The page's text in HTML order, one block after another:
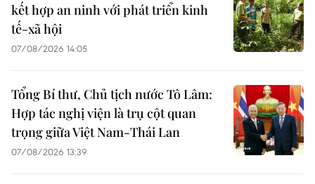
kết hợp an ninh với phát triển kinh
tế-xã hội
07/08/2026 14:05
Tổng Bí thư, Chủ tịch nước Tô Lâm:
Hợp tác nghị viện là trụ cột quan
trọng giữa Việt Nam-Thái Lan
07/08/2026 13:39